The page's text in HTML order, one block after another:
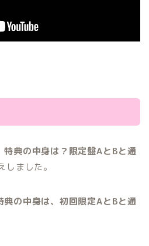
典の中身は？限定盤AとBと通
しました。
の中身は、初回限定AとBと通